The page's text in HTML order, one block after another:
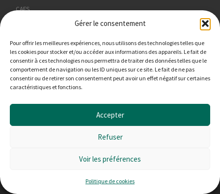
Gérer le consentement
Pour offrir les meilleures expériences, nous utilisons des technologies telles que
les cookies pour stocker et/ou accéder aux informations des appareils. Le fait de
consentir à ces technologies nous permettra de traiter des données telles que le
comportement de navigation ou les ID uniques sur ce site. Le fait de ne pas
consentir ou de retirer son consentement peut avoir un effet négatif sur certaines
caractéristiques et fonctions.
Accepter
Refuser
Voir les préférences
Politique de cookies
CAFS
Politique de confidentialité
Politique de cookies (UE)
Mentions légales
Ajoncs d'or– Tous droits réservés